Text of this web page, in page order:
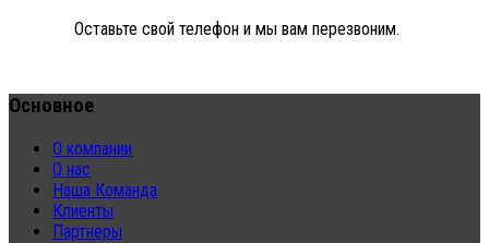
Оставьте свой телефон и мы вам перезвоним.
Основное
О компании
О нас
Наша Команда
Клиенты
Партнеры